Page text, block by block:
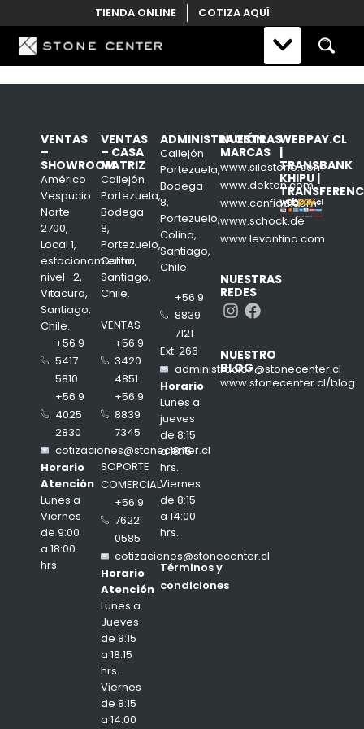
to
content
TIENDA ONLINE COTIZA AQUÍ
VENTAS
–
SHOWROOM
Américo
Vespucio
Norte
2700,
Local 1,
estacionamiento
nivel -2,
Vitacura,
Santiago,
Chile.
+56 9
5417
5810
+56 9
4025
2830
cotizaciones@stonecenter.cl
Horario
Atención
Lunes a
Viernes
de 9:00
a 18:00
hrs.
VENTAS
– CASA
MATRIZ
Callejón
Portezuela,
Bodega
8,
Portezuelo,
Colina,
Santiago,
Chile.
VENTAS
+56 9
3420
4851
+56 9
8839
7345
SOPORTE
COMERCIAL
+56 9
7622
0585
cotizaciones@stonecenter.cl
Horario
Atención
Lunes a
Jueves
de 8:15
a 18:15
hrs.
Viernes
de 8:15
a 14:00
ADMINISTRACIÓN
Callejón
Portezuela,
Bodega
8,
Portezuelo,
Colina,
Santiago,
Chile.
+56 9
8839
7121
Ext. 266
administracion@stonecenter.cl
Horario
Lunes a
jueves
de 8:15
a 18:15
hrs.
Viernes
de 8:15
a 14:00
hrs.
Términos y
condiciones
NUESTRAS
MARCAS
www.silestone.com
www.dekton.com
www.confiad.com
www.schock.de
www.levantina.com
NUESTRAS
REDES
Instagram
Facebook
NUESTRO
BLOG
www.stonecenter.cl/blog
WEBPAY.CL
|
TRANSBANK
KHIPU |